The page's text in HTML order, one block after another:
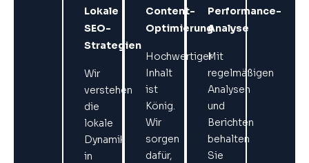
Lokale
SEO-
Strategien
Wir
verstehen
die
lokale
Dynamik
in
Content-
Optimierung
Hochwertiger
Inhalt
ist
König.
Wir
sorgen
dafür,
Performance-
Analyse
Mit
regelmäßigen
Analysen
und
Berichten
behalten
Sie